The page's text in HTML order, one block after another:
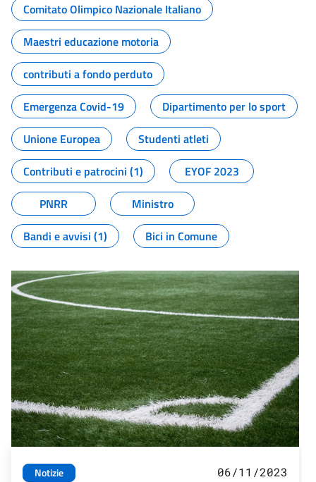
Comitato Olimpico Nazionale Italiano
Maestri educazione motoria
contributi a fondo perduto
Emergenza Covid-19
Dipartimento per lo sport
Unione Europea
Studenti atleti
Contributi e patrocini (1)
EYOF 2023
PNRR
Ministro
Bandi e avvisi (1)
Bici in Comune
Notizie 06/11/2023